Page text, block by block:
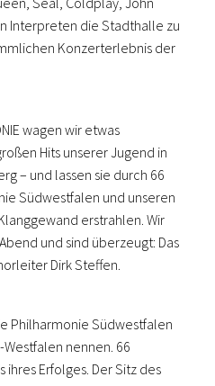
Interpreten die Stadthalle zu
Konzerterlebnis der
wagen wir etwas
Hits unserer Jugend in
– und lassen sie durch 66
Südwestfalen und unseren
erstrahlen. Wir
und sind überzeugt: Das
Dirk Steffen.
Philharmonie Südwestfalen
nennen. 66
ihres Erfolges. Der Sitz des